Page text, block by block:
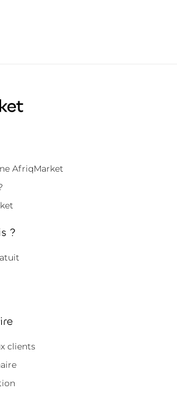
AfriqMarket
?
clients